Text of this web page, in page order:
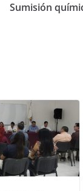
Sumisión